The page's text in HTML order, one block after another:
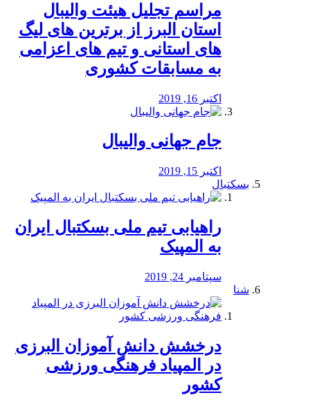
مراسم تجلیل هیئت والیبال
استان البرز از برترین های لیگ
های استانی و تیم های اعزامی
به مسابقات کشوری
اکتبر 16, 2019
جام جهانی والیبال
اکتبر 15, 2019
بسکتبال
راهیابی تیم ملی بسکتبال ایران
به المپیک
سپتامبر 24, 2019
شنا
درخشش دانش آموزان البرزی
در المپیاد فرهنگی ورزشی
کشور